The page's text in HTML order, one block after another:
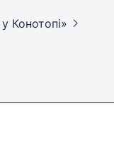
Конотопі»